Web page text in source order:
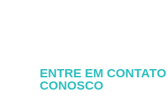
ENTRE EM CONTATO
CONOSCO